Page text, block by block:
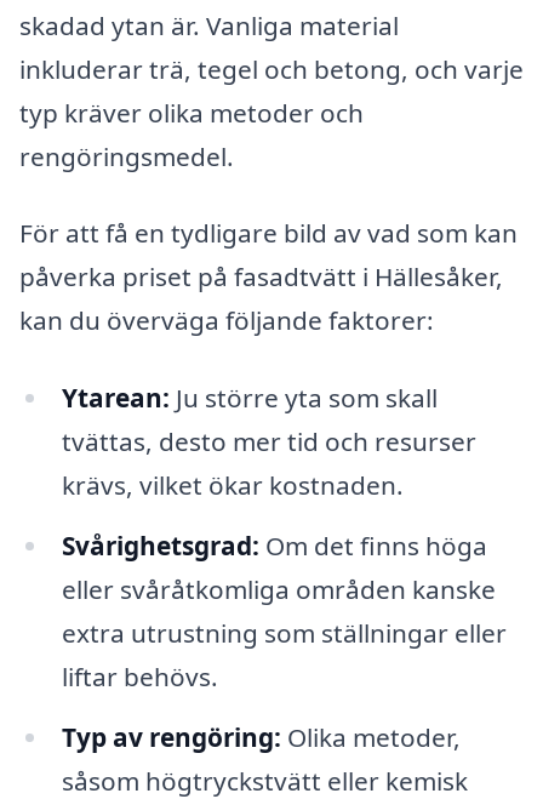
skadad ytan är. Vanliga material
inkluderar trä, tegel och betong, och varje
typ kräver olika metoder och
rengöringsmedel.
För att få en tydligare bild av vad som kan
påverka priset på fasadtvätt i Hällesåker,
kan du överväga följande faktorer:
Ytarean: Ju större yta som skall
tvättas, desto mer tid och resurser
krävs, vilket ökar kostnaden.
Svårighetsgrad: Om det finns höga
eller svåråtkomliga områden kanske
extra utrustning som ställningar eller
liftar behövs.
Typ av rengöring: Olika metoder,
såsom högtryckstvätt eller kemisk